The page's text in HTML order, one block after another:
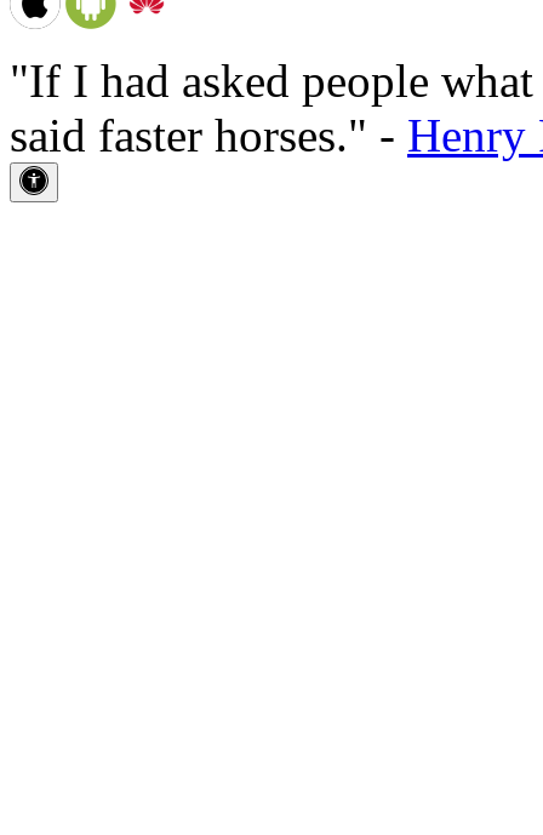
"If I had asked people
said faster horses." - Henry